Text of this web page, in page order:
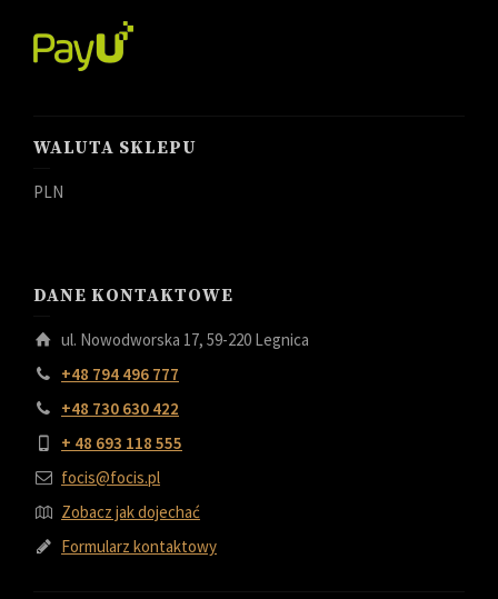
WALUTA SKLEPU
PLN
DANE KONTAKTOWE
ul. Nowodworska 17, 59-220 Legnica
+48 794 496 777
+48 730 630 422
+ 48 693 118 555
focis@focis.pl
Zobacz jak dojechać
Formularz kontaktowy